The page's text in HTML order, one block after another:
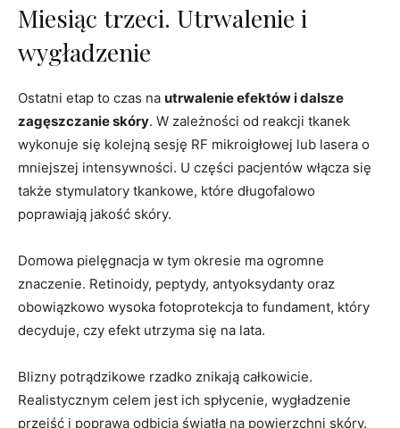
Miesiąc trzeci. Utrwalenie i
wygładzenie
Ostatni etap to czas na utrwalenie efektów i dalsze
zagęszczanie skóry. W zależności od reakcji tkanek
wykonuje się kolejną sesję RF mikroigłowej lub lasera o
mniejszej intensywności. U części pacjentów włącza się
także stymulatory tkankowe, które długofalowo
poprawiają jakość skóry.
Domowa pielęgnacja w tym okresie ma ogromne
znaczenie. Retinoidy, peptydy, antyoksydanty oraz
obowiązkowo wysoka fotoprotekcja to fundament, który
decyduje, czy efekt utrzyma się na lata.
Blizny potrądzikowe rzadko znikają całkowicie.
Realistycznym celem jest ich spłycenie, wygładzenie
przejść i poprawa odbicia światła na powierzchni skóry.